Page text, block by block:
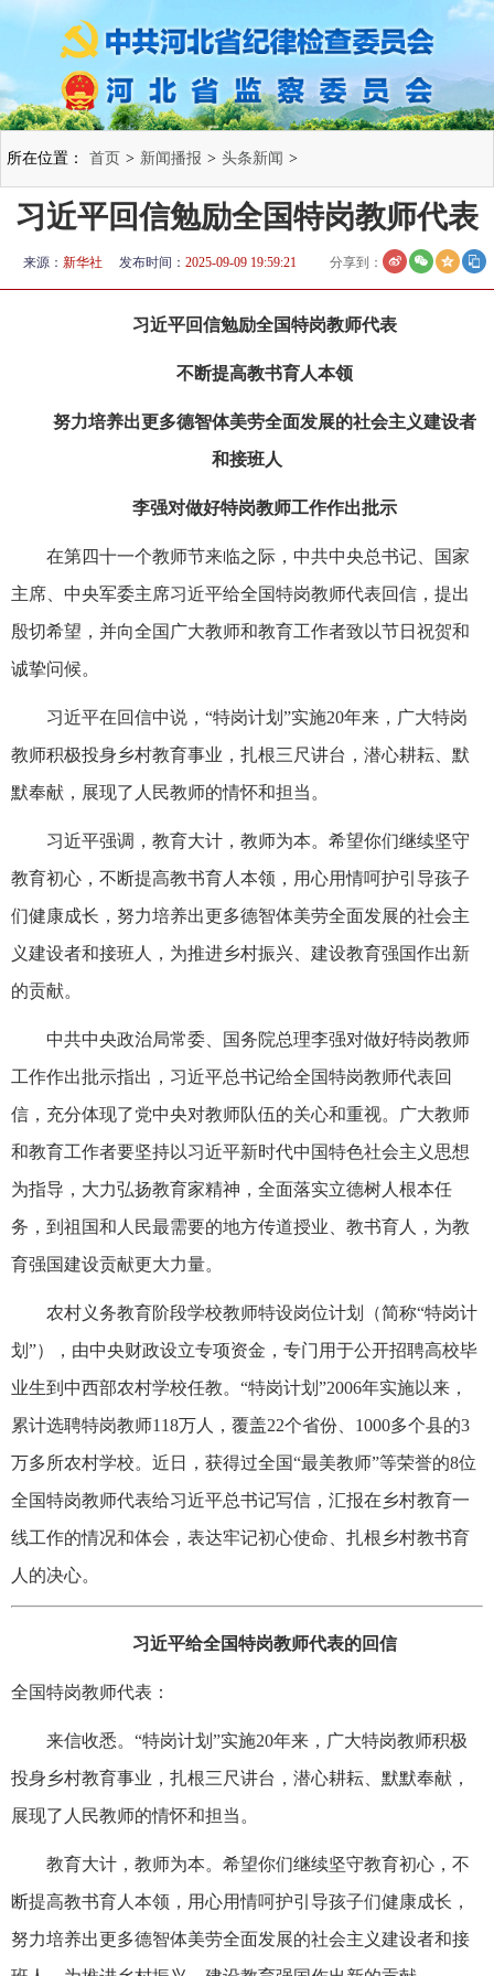
所在位置： 首页 > 新闻播报 > 头条新闻 >
习近平回信勉励全国特岗教师代表
来源： 新华社 发布时间： 2025-09-09 19:59:21 分享到：
习近平回信勉励全国特岗教师代表
不断提高教书育人本领
努力培养出更多德智体美劳全面发展的社会主义建设者
和接班人
李强对做好特岗教师工作作出批示
在第四十一个教师节来临之际，中共中央总书记、国家
主席、中央军委主席习近平给全国特岗教师代表回信，提出
殷切希望，并向全国广大教师和教育工作者致以节日祝贺和
诚挚问候。
习近平在回信中说，“特岗计划”实施20年来，广大特岗
教师积极投身乡村教育事业，扎根三尺讲台，潜心耕耘、默
默奉献，展现了人民教师的情怀和担当。
习近平强调，教育大计，教师为本。希望你们继续坚守
教育初心，不断提高教书育人本领，用心用情呵护引导孩子
们健康成长，努力培养出更多德智体美劳全面发展的社会主
义建设者和接班人，为推进乡村振兴、建设教育强国作出新
的贡献。
中共中央政治局常委、国务院总理李强对做好特岗教师
工作作出批示指出，习近平总书记给全国特岗教师代表回
信，充分体现了党中央对教师队伍的关心和重视。广大教师
和教育工作者要坚持以习近平新时代中国特色社会主义思想
为指导，大力弘扬教育家精神，全面落实立德树人根本任
务，到祖国和人民最需要的地方传道授业、教书育人，为教
育强国建设贡献更大力量。
农村义务教育阶段学校教师特设岗位计划（简称“特岗计
划”），由中央财政设立专项资金，专门用于公开招聘高校毕
业生到中西部农村学校任教。“特岗计划”2006年实施以来，
累计选聘特岗教师118万人，覆盖22个省份、1000多个县的3
万多所农村学校。近日，获得过全国“最美教师”等荣誉的8位
全国特岗教师代表给习近平总书记写信，汇报在乡村教育一
线工作的情况和体会，表达牢记初心使命、扎根乡村教书育
人的决心。
习近平给全国特岗教师代表的回信
全国特岗教师代表：
来信收悉。“特岗计划”实施20年来，广大特岗教师积极
投身乡村教育事业，扎根三尺讲台，潜心耕耘、默默奉献，
展现了人民教师的情怀和担当。
教育大计，教师为本。希望你们继续坚守教育初心，不
断提高教书育人本领，用心用情呵护引导孩子们健康成长，
努力培养出更多德智体美劳全面发展的社会主义建设者和接